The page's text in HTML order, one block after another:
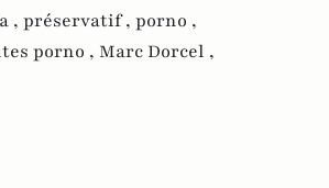
, préservatif , porno ,
porno , Marc Dorcel ,